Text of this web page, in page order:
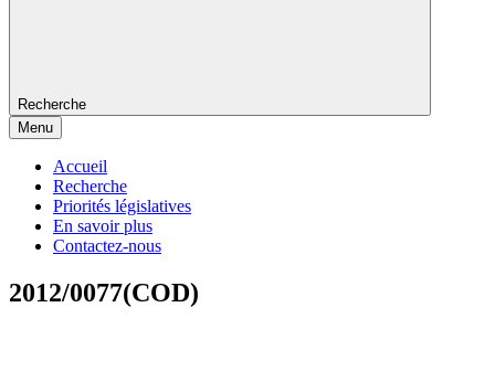
Recherche
Menu
Accueil
Recherche
Priorités législatives
En savoir plus
Contactez-nous
2012/0077(COD)